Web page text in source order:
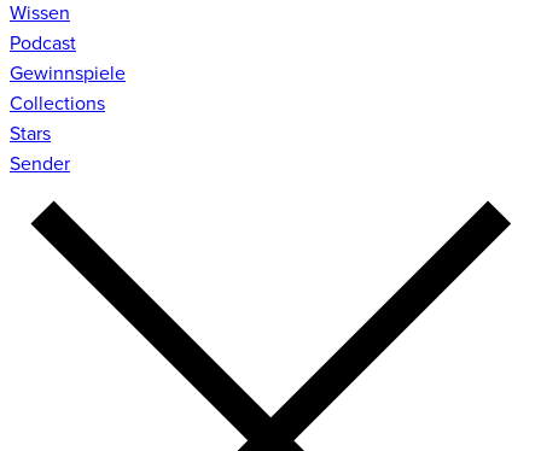
Wissen
Podcast
Gewinnspiele
Collections
Stars
Sender